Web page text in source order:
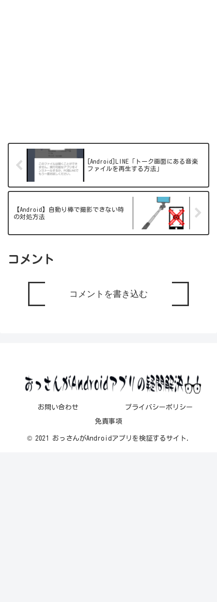
[Android]LINE「トーク画面にある音楽
ファイルを再生する方法」
【Android】自動り棒で撮影できない時
の対処方法
コメント
コメントを書き込む
お問い合わせ プライバシーポリシー
免責事項
© 2021 おっさんがAndroidアプリを検証するサイト.